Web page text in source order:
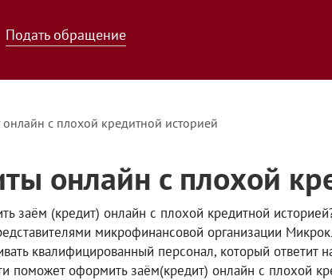
Подать обращение
с плохой кредитной историей
онлайн с плохой
заём (кредит) онлайн с плохой кредитной
микрофинансовой организации
квалифицированный персонал, который
поможет оформить заём(кредит) онлайн с плохой